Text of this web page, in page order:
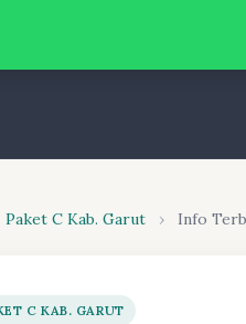
Paket C Kab. Garut › Info
C KAB. GARUT